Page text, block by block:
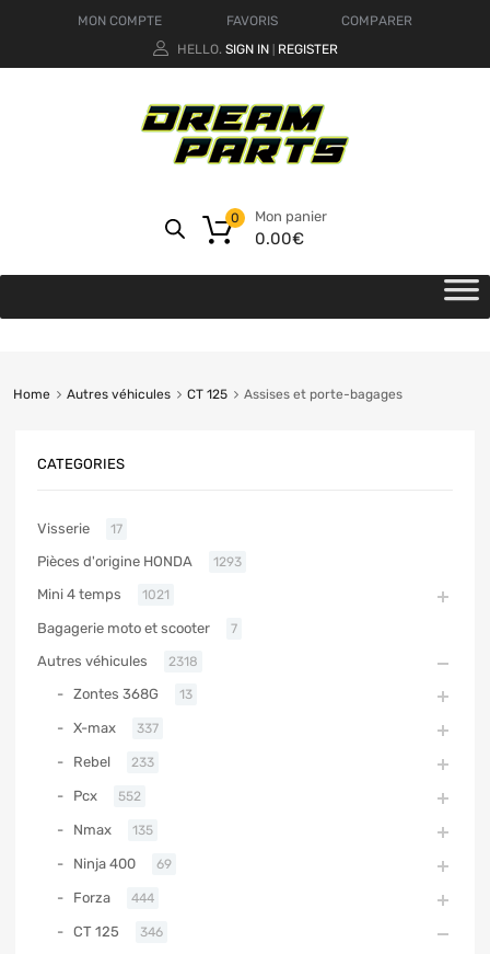
MON COMPTE FAVORIS
COMPARER
HELLO. SIGN IN REGISTER
Mon panier
0.00€
0
Home Autres véhicules CT 125 Assises et porte-bagages
CATEGORIES
Visserie 17
Pièces d'origine HONDA 1293
Mini 4 temps 1021
Bagagerie moto et scooter 7
Autres véhicules 2318
Zontes 368G 13
X-max 337
Rebel 233
Pcx 552
Nmax 135
Ninja 400 69
Forza 444
CT 125 346